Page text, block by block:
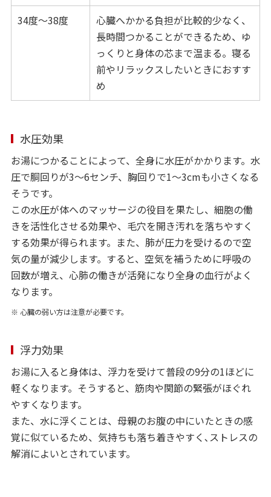
34度～38度
心臓へかかる負担が比較的少なく、
長時間つかることができるため、ゆ
っくりと身体の芯まで温まる。寝る
前やリラックスしたいときにおすす
め
水圧効果
お湯につかることによって、全身に水圧がかかります。水
圧で胴回りが3～6センチ、胸回りで1～3cmも小さくなる
そうです。
この水圧が体へのマッサージの役目を果たし、細胞の働
きを活性化させる効果や、毛穴を開き汚れを落ちやすく
する効果が得られます。また、肺が圧力を受けるので空
気の量が減少します。すると、空気を補うために呼吸の
回数が増え、心肺の働きが活発になり全身の血行がよく
なります。
※ 心臓の弱い方は注意が必要です。
浮力効果
お湯に入ると身体は、浮力を受けて普段の9分の1ほどに
軽くなります。そうすると、筋肉や関節の緊張がほぐれ
やすくなります。
また、水に浮くことは、母親のお腹の中にいたときの感
覚に似ているため、気持ちも落ち着きやすく､ストレスの
解消によいとされています。